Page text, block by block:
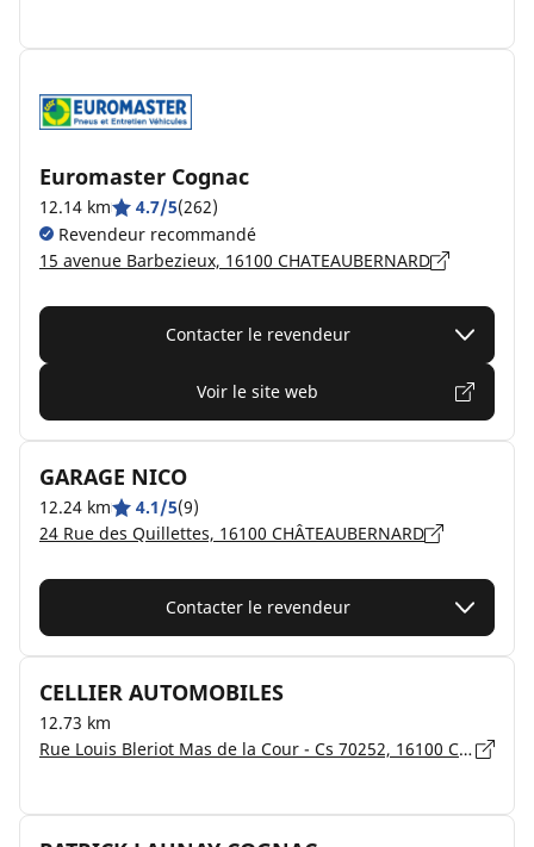
Euromaster Cognac
12.14 km 4.7/5(262)
Revendeur recommandé
15 avenue Barbezieux, 16100 CHATEAUBERNARD
Contacter le revendeur
Voir le site web
GARAGE NICO
12.24 km 4.1/5(9)
24 Rue des Quillettes, 16100 CHÂTEAUBERNARD
Contacter le revendeur
CELLIER AUTOMOBILES
12.73 km
Rue Louis Bleriot Mas de la Cour - Cs 70252, 16100 CHATEAUBERNARD